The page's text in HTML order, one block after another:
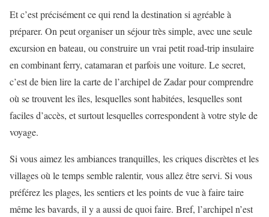
Et c’est précisément ce qui rend la destination si agréable à
préparer. On peut organiser un séjour très simple, avec une seule
excursion en bateau, ou construire un vrai petit road-trip insulaire
en combinant ferry, catamaran et parfois une voiture. Le secret,
c’est de bien lire la carte de l’archipel de Zadar pour comprendre
où se trouvent les îles, lesquelles sont habitées, lesquelles sont
faciles d’accès, et surtout lesquelles correspondent à votre style de
voyage.
Si vous aimez les ambiances tranquilles, les criques discrètes et les
villages où le temps semble ralentir, vous allez être servi. Si vous
préférez les plages, les sentiers et les points de vue à faire taire
même les bavards, il y a aussi de quoi faire. Bref, l’archipel n’est